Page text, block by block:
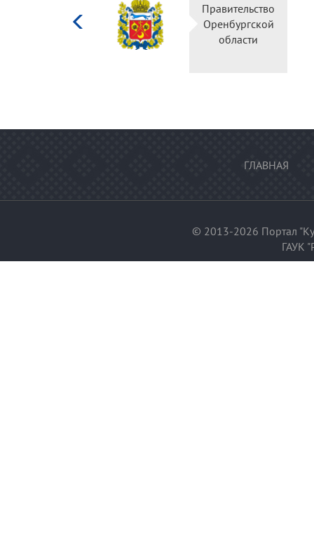
Правительство
Оренбургской
области
ГЛАВНАЯ
© 2013-2026 Портал
ГАУК